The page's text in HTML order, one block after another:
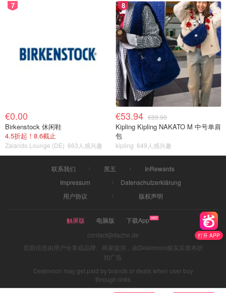
打开 APP
7
€0.00
Birkenstock 休闲鞋
4.5折起！8.6截止
Zalando Lounge (DE) 663人感兴趣
8
€53.94 €89.90
Kipling Kipling NAKATO M 中号单肩
包
kipling 649人感兴趣
联系我们 黑五
InRewards
Impressum
Datenschutzerklärung
用户协议
版权声明
触屏版 电脑版
下载App
contact@dazhe.de
页面信息由用户分享或品牌、商家提供，由Dealmoon核实后发布折
扣广告
Dealmoon may get paid by brands or deals when user buy
through links